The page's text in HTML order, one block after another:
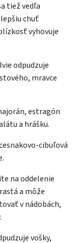
tiež vedľa
chuť
vyhovuje
odpudzuje
mravce
estragón
a hrášku.
cibuľová
na oddelenie
a môže
v nádobách,
vošky,